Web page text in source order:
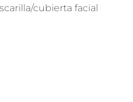
cubierta facial